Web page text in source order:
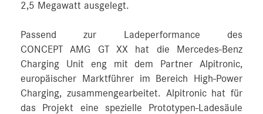
2,5 Megawatt ausgelegt.
Passend zur Ladeperformance des
CONCEPT AMG GT XX hat die Mercedes‑Benz
Charging Unit eng mit dem Partner Alpitronic,
europäischer Marktführer im Bereich High-Power
Charging, zusammengearbeitet. Alpitronic hat für
das Projekt eine spezielle Prototypen-Ladesäule